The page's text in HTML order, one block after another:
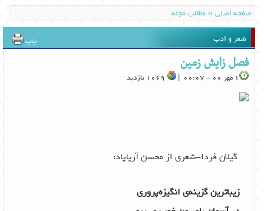
صفحه اصلی»مطالب مجله
شعر و ادب چاپ
فصل زایش زمین
1 مهر 00 - 00:07 |
گیلان فردا-شعری از محسن آریاپاد:
زیباترین گزینه‌ی انگیزه‌پروری